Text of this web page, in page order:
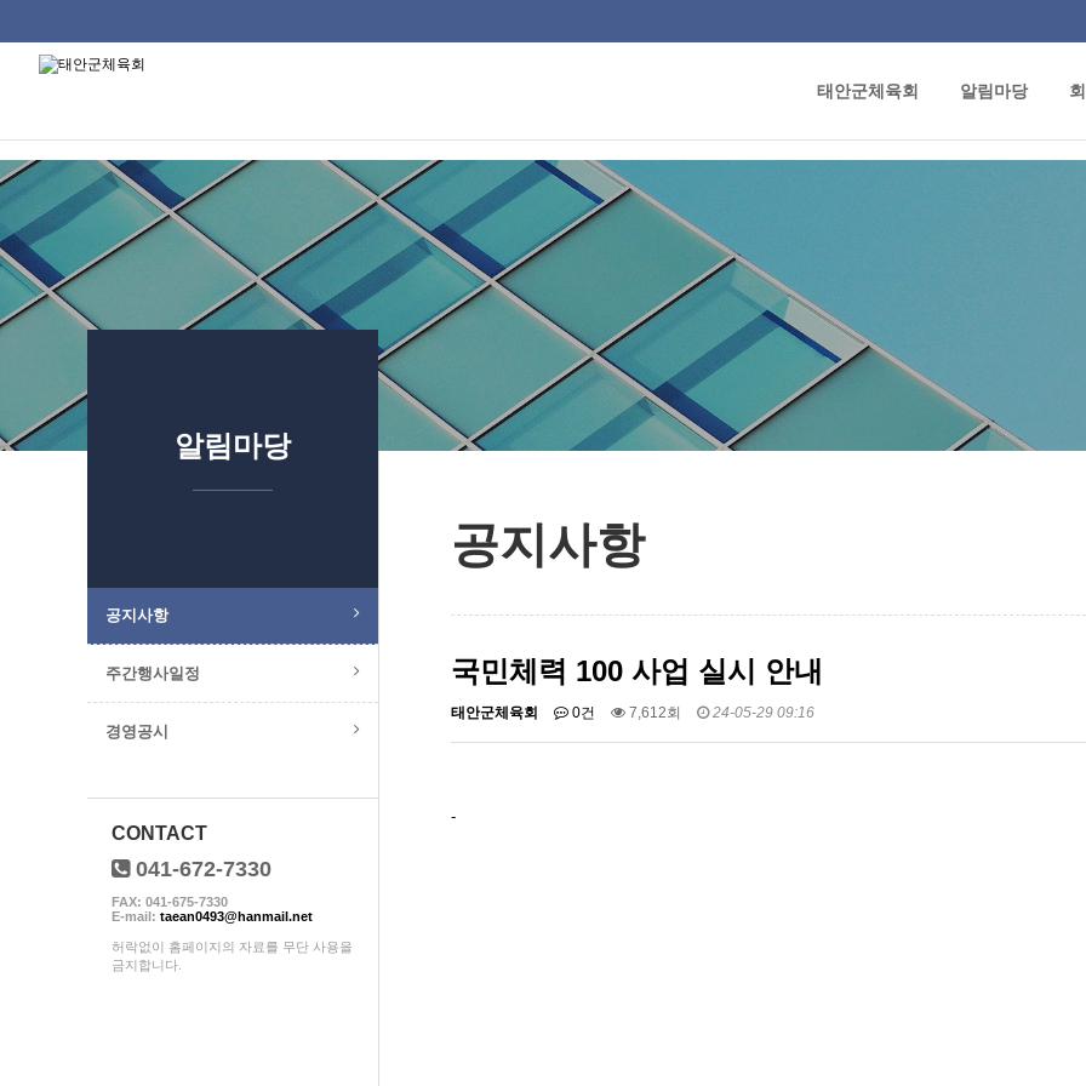
태안군체육회 알림마당
공지사항
국민체력 100 사업 실시 안내
태안군체육회 0건 7,612회 24-05-29 09:16
-
알림마당
공지사항
주간행사일정
경영공시
CONTACT
041-672-7330
FAX: 041-675-7330
E-mail: taean0493@hanmail.net
허락없이 홈페이지의 자료를 무단 사용을
금지합니다.